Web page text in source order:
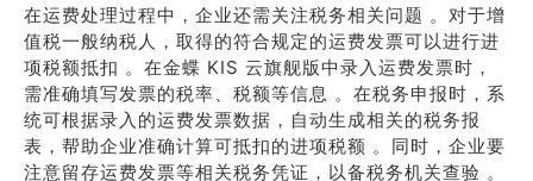
在运费处理过程中，企业还需关注税务相关问题 。对于增
值税一般纳税人，取得的符合规定的运费发票可以进行进
项税额抵扣 。在金蝶 KIS 云旗舰版中录入运费发票时，
需准确填写发票的税率、税额等信息 。在税务申报时，系
统可根据录入的运费发票数据，自动生成相关的税务报
表，帮助企业准确计算可抵扣的进项税额 。同时，企业要
注意留存运费发票等相关税务凭证，以备税务机关查验 。